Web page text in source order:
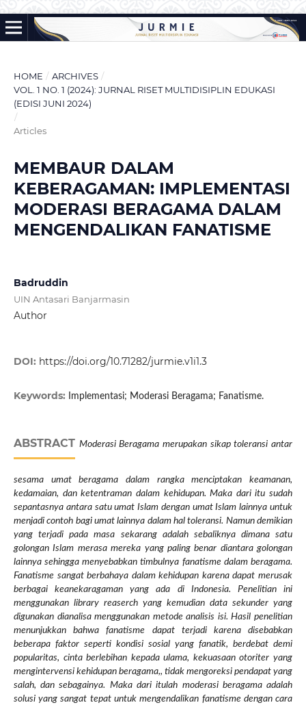
HOME / ARCHIVES /
VOL. 1 NO. 1 (2024): JURNAL RISET MULTIDISIPLIN EDUKASI
(EDISI JUNI 2024)
/
Articles
MEMBAUR DALAM
KEBERAGAMAN: IMPLEMENTASI
MODERASI BERAGAMA DALAM
MENGENDALIKAN FANATISME
Badruddin
UIN Antasari Banjarmasin
Author
DOI: https://doi.org/10.71282/jurmie.v1i1.3
Keywords: Implementasi; Moderasi Beragama; Fanatisme.
ABSTRACT Moderasi Beragama merupakan sikap toleransi antar
sesama umat beragama dalam rangka menciptakan keamanan,
kedamaian, dan ketentraman dalam kehidupan. Maka dari itu sudah
sepantasnya antara satu umat Islam dengan umat Islam lainnya untuk
menjadi contoh bagi umat lainnya dalam hal toleransi. Namun demikian
yang terjadi pada masa sekarang adalah sebaliknya dimana satu
golongan Islam merasa mereka yang paling benar diantara golongan
lainnya sehingga menyebabkan timbulnya fanatisme dalam beragama.
Fanatisme sangat berbahaya dalam kehidupan karena dapat merusak
berbagai keanekaragaman yang ada di Indonesia. Penelitian ini
menggunakan library reaserch yang kemudian data sekunder yang
digunakan dianalisa menggunakan metode analisis isi. Hasil penelitian
menunjukkan bahwa fanatisme dapat terjadi karena disebabkan
beberapa faktor seperti kondisi sosial yang fanatik, berdebat demi
popularitas, cinta berlebihan kepada ulama, kekuasaan otoriter yang
mengintervensi kehidupan beragama,, tidak mengoreksi pendapat yang
salah, dan sebagainya. Maka dari itulah moderasi beragama adalah
solusi yang sangat tepat untuk mengendalikan fanatisme dengan cara